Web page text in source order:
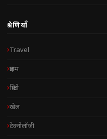
श्रेणियाँ
Travel
क्राइम
क्रिप्टो
खेल
टेक्नोलॉजी